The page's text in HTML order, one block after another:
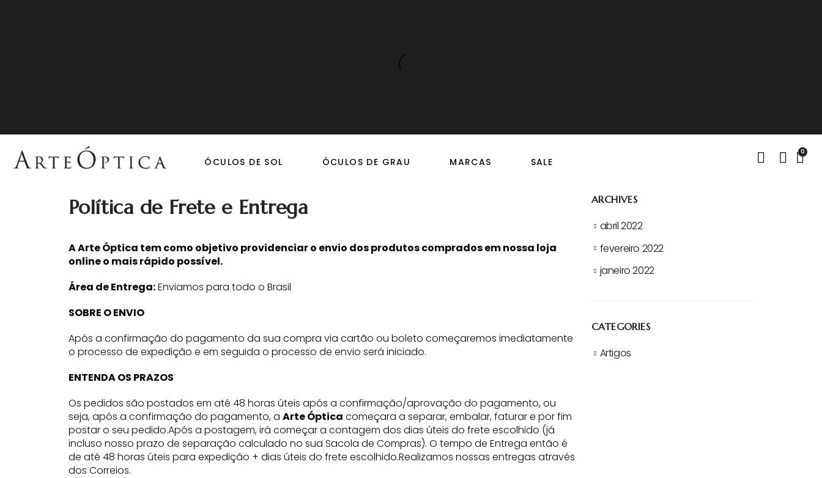
ÓCULOS DE SOL ÓCULOS DE GRAU MARCAS SALE
0
Política de Frete e Entrega
A Arte Óptica tem como objetivo providenciar o envio dos produtos comprados em nossa loja
online o mais rápido possível.
Área de Entrega:Enviamos para todo o Brasil
SOBRE O ENVIO
Após a confirmação do pagamento da sua compra via cartão ou boleto começaremos imediatamente
o processo de expedição e em seguida o processo de envio será iniciado.
ENTENDA OS PRAZOS
Os pedidos são postados em até 48 horas úteis após a confirmação/aprovação do pagamento, ou
seja, após a confirmação do pagamento, a Arte Óptica começara a separar, embalar, faturar e por fim
postar o seu pedido.Após a postagem, irá começar a contagem dos dias úteis do frete escolhido (já
incluso nosso prazo de separação calculado no sua Sacola de Compras). O tempo de Entrega então é
de até 48 horas úteis para expedição + dias úteis do frete escolhido.Realizamos nossas entregas através
dos Correios.
ARCHIVES
abril 2022
fevereiro 2022
janeiro 2022
CATEGORIES
Artigos